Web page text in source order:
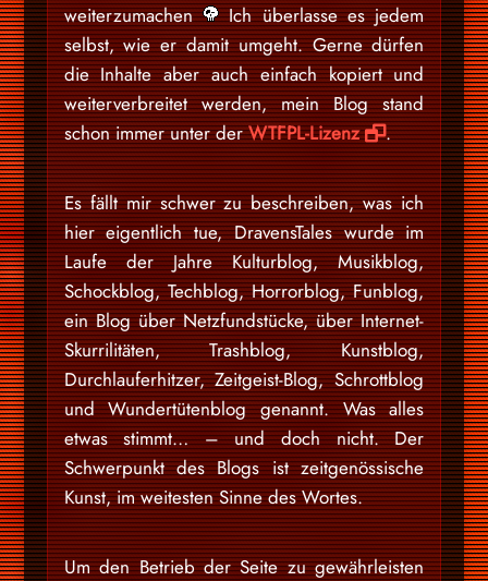
weiterzumachen
Ich überlasse es jedem
selbst, wie er damit umgeht. Gerne dürfen
die Inhalte aber auch einfach kopiert und
weiterverbreitet werden, mein Blog stand
schon immer unter derWTFPL-Lizenz .
Es fällt mir schwer zu beschreiben, was ich
hier eigentlich tue, DravensTales wurde im
Laufe der Jahre Kulturblog, Musikblog,
Schockblog, Techblog, Horrorblog, Funblog,
ein Blog über Netzfundstücke, über Internet-
Skurrilitäten, Trashblog, Kunstblog,
Durchlauferhitzer, Zeitgeist-Blog, Schrottblog
und Wundertütenblog genannt. Was alles
etwas stimmt… – und doch nicht. Der
Schwerpunkt des Blogs ist zeitgenössische
Kunst, im weitesten Sinne des Wortes.
Um den Betrieb der Seite zu gewährleisten